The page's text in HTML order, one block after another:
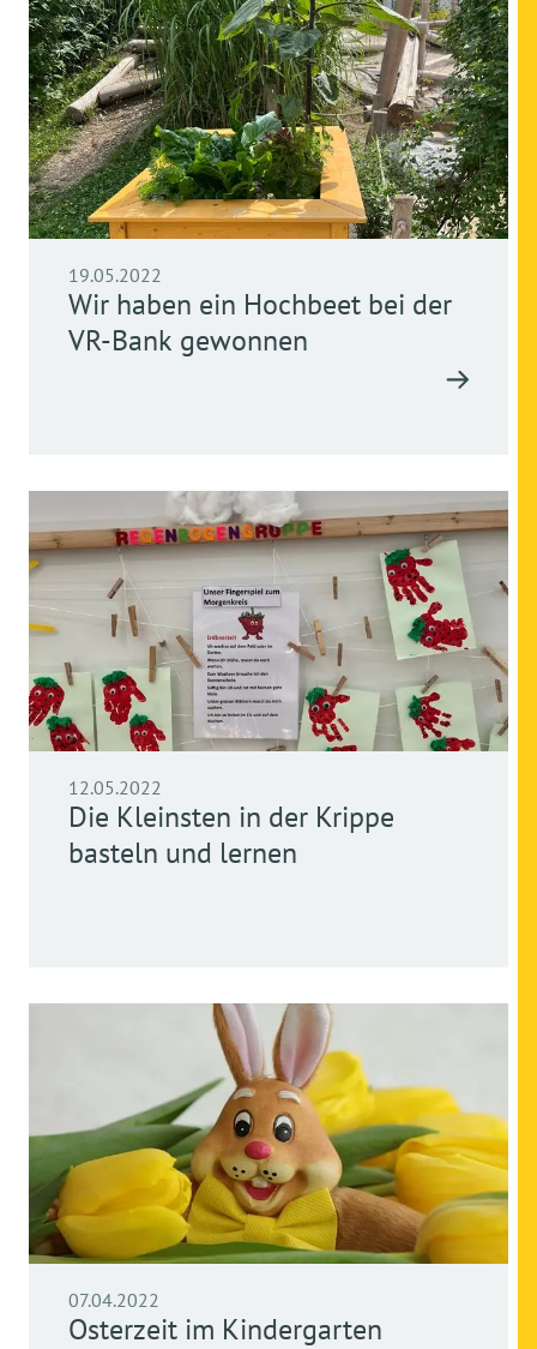
19.05.2022
Wir haben ein Hochbeet bei der
VR-Bank gewonnen
12.05.2022
Die Kleinsten in der Krippe
basteln und lernen
07.04.2022
Osterzeit im Kindergarten